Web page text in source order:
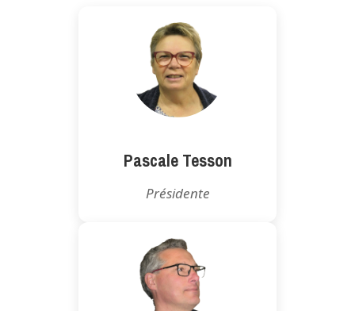
Pascale Tesson
Présidente